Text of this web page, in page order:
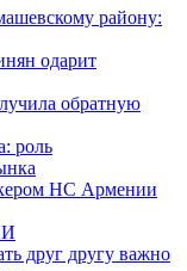
району:
одарит
обратную
роль
НС Армении
друг другу важно